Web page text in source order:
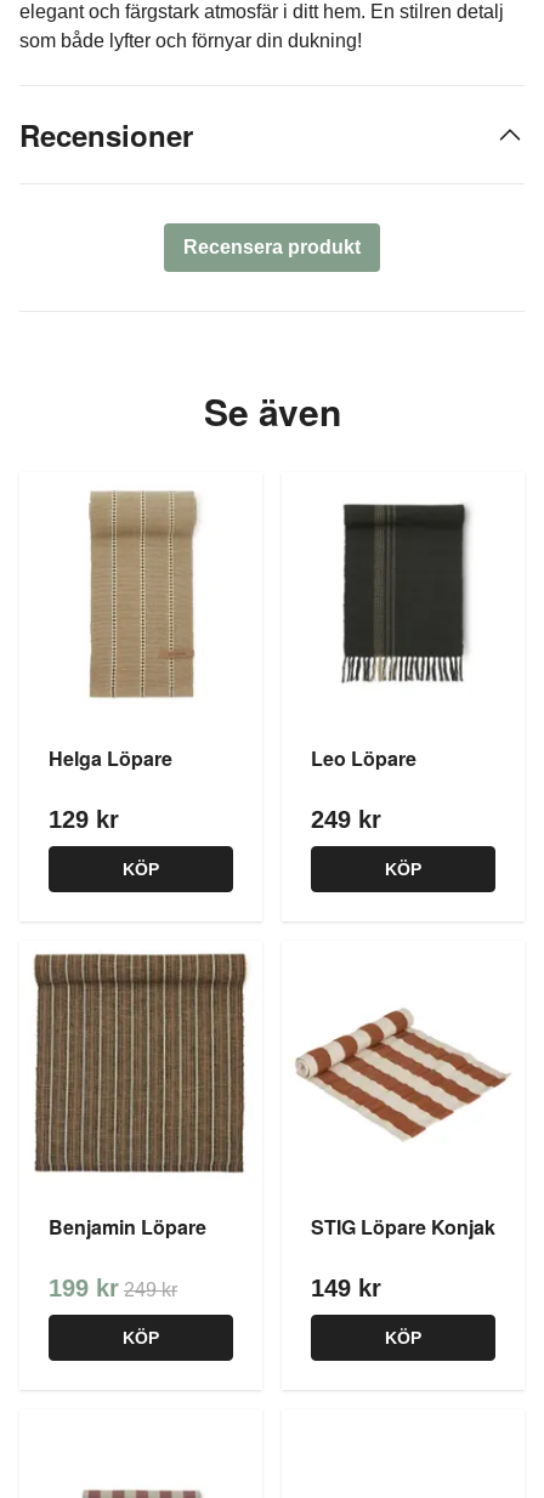
elegant och färgstark atmosfär i ditt hem. En stilren detalj
som både lyfter och förnyar din dukning!
Recensioner
Recensera produkt
Se även
Helga Löpare
129 kr
KÖP
Leo Löpare
249 kr
KÖP
Benjamin Löpare
199 kr 249 kr
KÖP
STIG Löpare Konjak
149 kr
KÖP